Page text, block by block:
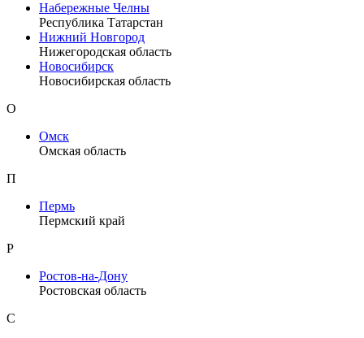
Набережные Челны
Республика Татарстан
Нижний Новгород
Нижегородская область
Новосибирск
Новосибирская область
О
Омск
Омская область
П
Пермь
Пермский край
Р
Ростов-на-Дону
Ростовская область
С